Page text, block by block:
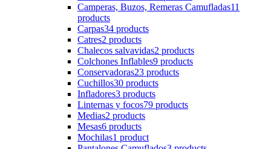
Camperas, Buzos, Remeras Camufladas11
products
Carpas34 products
Catres2 products
Chalecos salvavidas2 products
Colchones Inflables9 products
Conservadoras23 products
Cuchillos30 products
Infladores3 products
Linternas y focos79 products
Medias2 products
Mesas6 products
Mochilas1 product